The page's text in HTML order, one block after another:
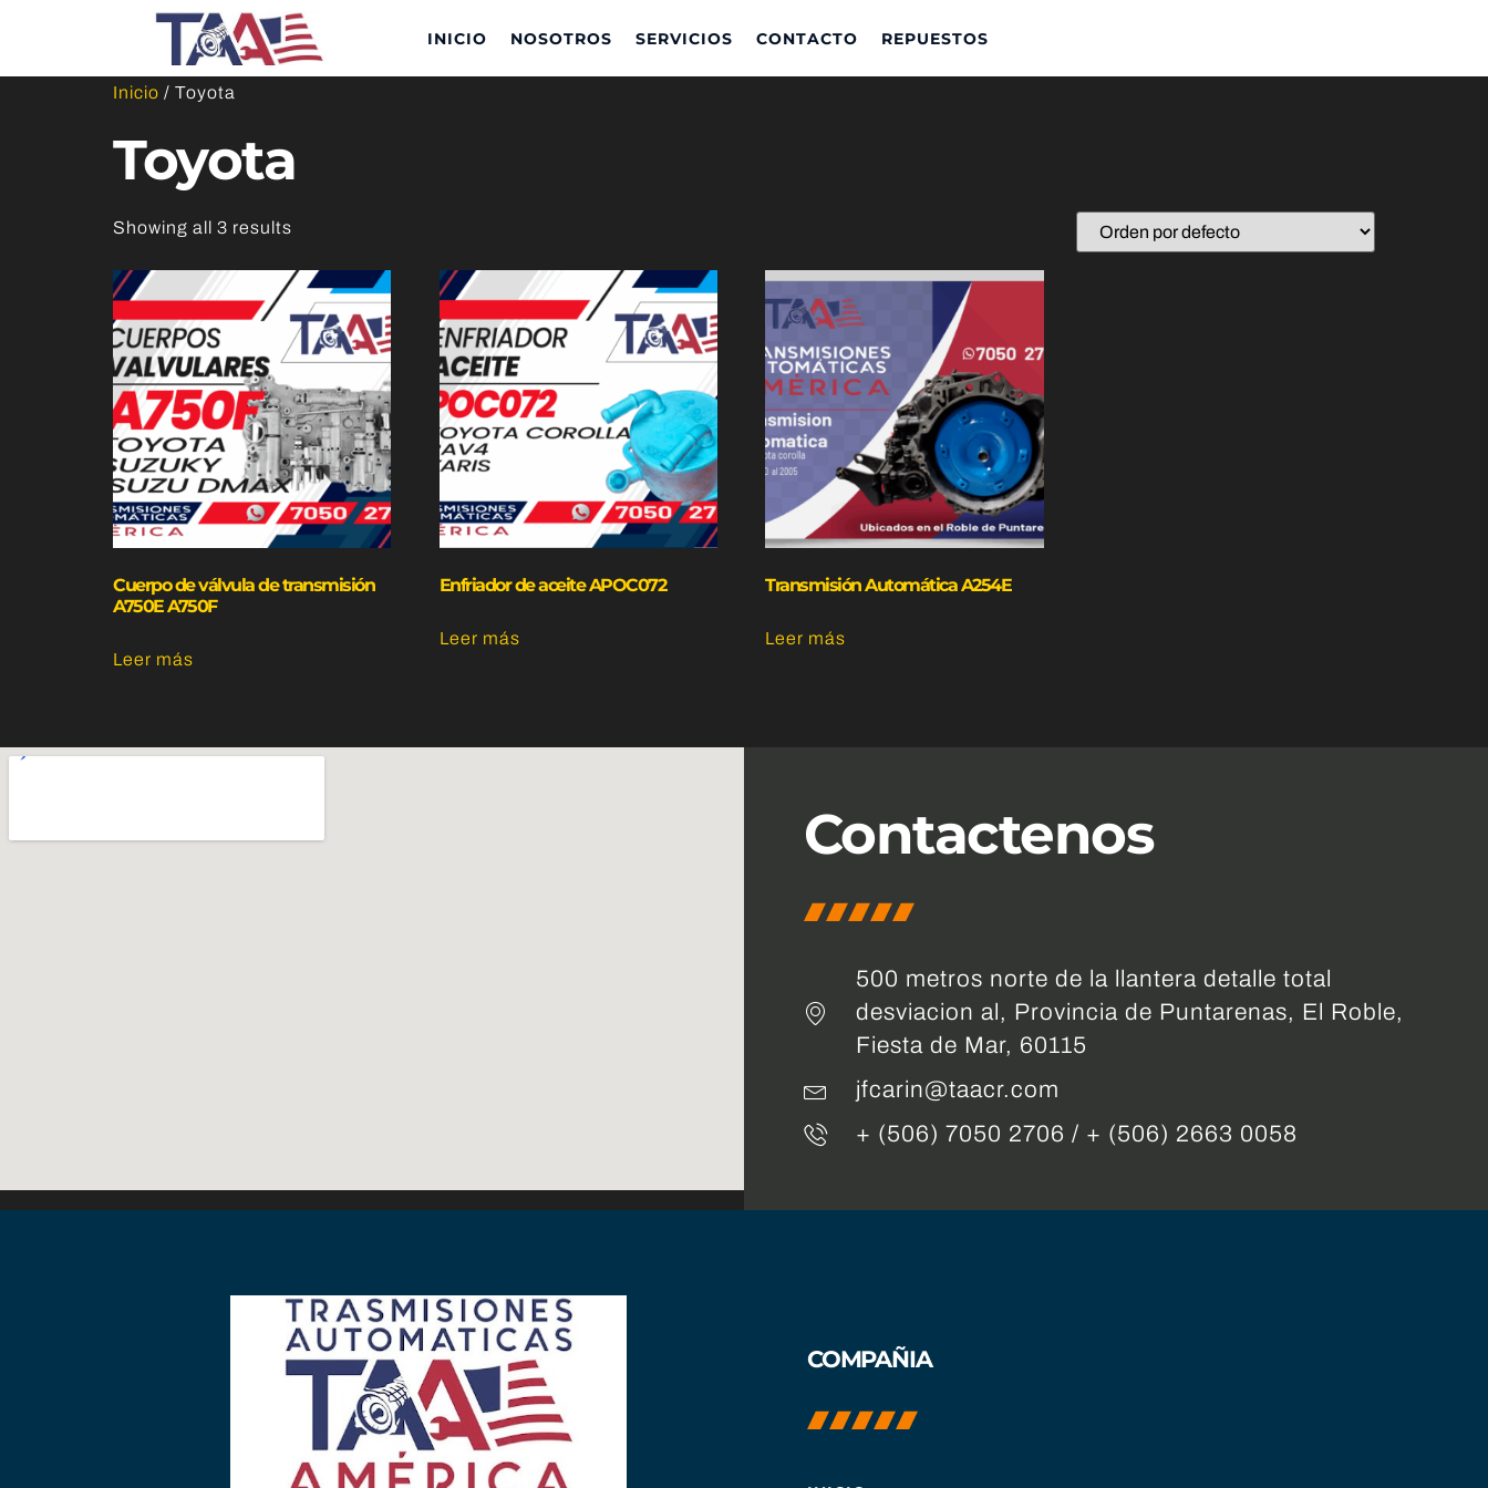
INICIO NOSOTROS SERVICIOS CONTACTO REPUESTOS
Inicio / Toyota
Toyota
Showing all 3 results
Cuerpo de válvula de transmisión
A750E A750F
Leer más
Enfriador de aceite APOC072
Leer más
Transmisión Automática A254E
Leer más
Contactenos
500 metros norte de la llantera detalle total
desviacion al, Provincia de Puntarenas, El Roble,
Fiesta de Mar, 60115
jfcarin@taacr.com
+ (506) 7050 2706 / + (506) 2663 0058
COMPAÑIA